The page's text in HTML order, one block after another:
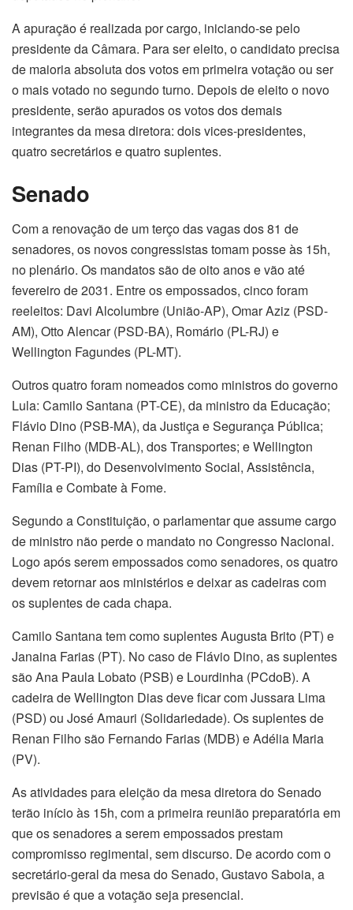
A apuração é realizada por cargo, iniciando-se pelo
presidente da Câmara. Para ser eleito, o candidato precisa
de maioria absoluta dos votos em primeira votação ou ser
o mais votado no segundo turno. Depois de eleito o novo
presidente, serão apurados os votos dos demais
integrantes da mesa diretora: dois vices-presidentes,
quatro secretários e quatro suplentes.
Senado
Com a renovação de um terço das vagas dos 81 de
senadores, os novos congressistas tomam posse às 15h,
no plenário. Os mandatos são de oito anos e vão até
fevereiro de 2031. Entre os empossados, cinco foram
reeleitos: Davi Alcolumbre (União-AP), Omar Aziz (PSD-
AM), Otto Alencar (PSD-BA), Romário (PL-RJ) e
Wellington Fagundes (PL-MT).
Outros quatro foram nomeados como ministros do governo
Lula: Camilo Santana (PT-CE), da ministro da Educação;
Flávio Dino (PSB-MA), da Justiça e Segurança Pública;
Renan Filho (MDB-AL), dos Transportes; e Wellington
Dias (PT-PI), do Desenvolvimento Social, Assistência,
Família e Combate à Fome.
Segundo a Constituição, o parlamentar que assume cargo
de ministro não perde o mandato no Congresso Nacional.
Logo após serem empossados como senadores, os quatro
devem retornar aos ministérios e deixar as cadeiras com
os suplentes de cada chapa.
Camilo Santana tem como suplentes Augusta Brito (PT) e
Janaina Farias (PT). No caso de Flávio Dino, as suplentes
são Ana Paula Lobato (PSB) e Lourdinha (PCdoB). A
cadeira de Wellington Dias deve ficar com Jussara Lima
(PSD) ou José Amauri (Solidariedade). Os suplentes de
Renan Filho são Fernando Farias (MDB) e Adélia Maria
(PV).
As atividades para eleição da mesa diretora do Senado
terão início às 15h, com a primeira reunião preparatória em
que os senadores a serem empossados prestam
compromisso regimental, sem discurso. De acordo com o
secretário-geral da mesa do Senado, Gustavo Saboia, a
previsão é que a votação seja presencial.